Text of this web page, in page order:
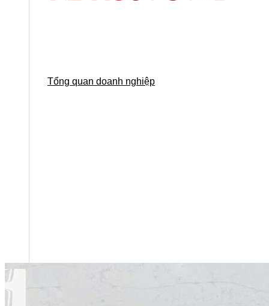
Tổng quan doanh nghiệp